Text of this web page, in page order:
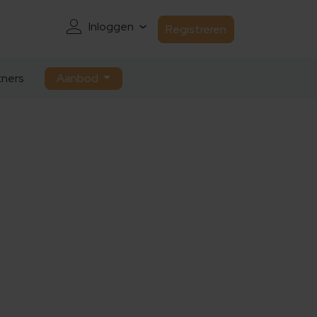
Inloggen Registreren
Aanbod